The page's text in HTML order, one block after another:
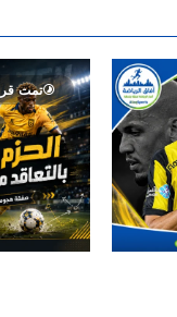
تمت قراءة